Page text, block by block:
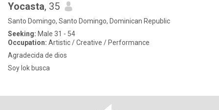
Yocasta, 35
Santo Domingo, Santo Domingo, Dominican Republic
Seeking: Male 31 - 54
Occupation: Artistic / Creative / Performance
Agradecida de dios
Soy lok busca